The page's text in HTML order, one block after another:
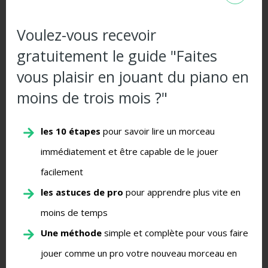
S’abonner
Voulez-vous recevoir
gratuitement le guide "Faites
vous plaisir en jouant du piano en
moins de trois mois ?"
les 10 étapes pour savoir lire un morceau
immédiatement et être capable de le jouer
facilement
les astuces de pro pour apprendre plus vite en
moins de temps
Une méthode simple et complète pour vous faire
jouer comme un pro votre nouveau morceau en